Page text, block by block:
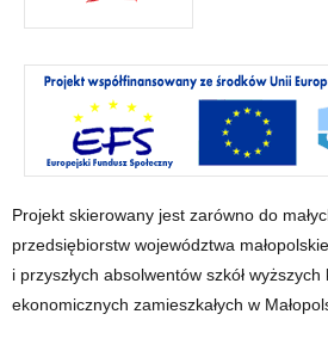
Projekt skierowany jest zarówno do
przedsiębiorstw województwa
i przyszłych absolwentów szkół
ekonomicznych zamieszkałych w